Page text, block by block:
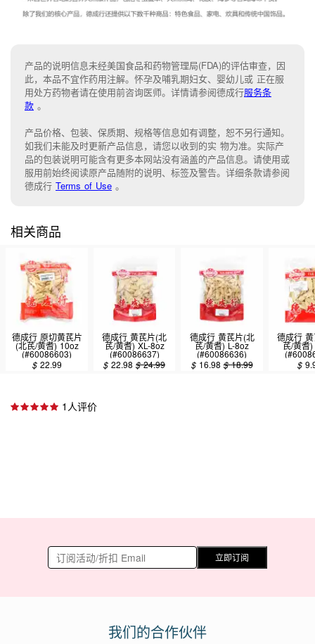
产品的说明信息未经美国食品和药物管理局(FDA)的评估审查，因
此，本品不宜作药用注解。怀孕及哺乳期妇女、婴幼儿或 正在服
用处方药物者请在使用前咨询医师。详情请参阅德成行服务条
款 。
产品价格、包装、保质期、规格等信息如有调整，恕不另行通知。
如我们未能及时更新产品信息， 请您以收到的实 物为准。 实际产
品的包装说明可能含有更多本网站没有涵盖的产品信息。请使用或
服用前始终阅读原产品随附的说明、 标签及警告。 详细条款请参阅
德成行 Terms of Use 。
相关商品
德成行 原切黄芪片
(北芪/黄耆) 10oz
(#60086603)
$ 22.99
德成行 黄芪片(北
芪/黄耆) XL-8oz
(#60086637)
$22.98 $24.99
德成行 黄芪片(北
芪/黄耆) L-8oz
(#60086636)
$ 16.98 $18.99
德成行
芪/黄耆
$
1人评价
立即订阅
我们的合作伙伴